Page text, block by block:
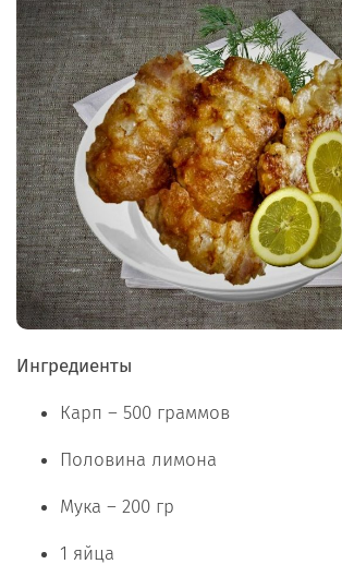
Ингредиенты
Карп – 500 граммов
Половина лимона
Мука – 200 гр
1 яйца